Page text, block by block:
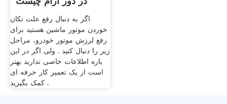
اگر به دنبال رفع علت تکان
خوردن موتور ماشین هستید برای
رفع لرزش موتور خودرو، مراحل
زیر را دنبال کنید . ولی اگر در این
باره اطلاعات خاصی ندارید بهتر
است از یک تعمیر کار حرفه ای
کمک بگیرید .